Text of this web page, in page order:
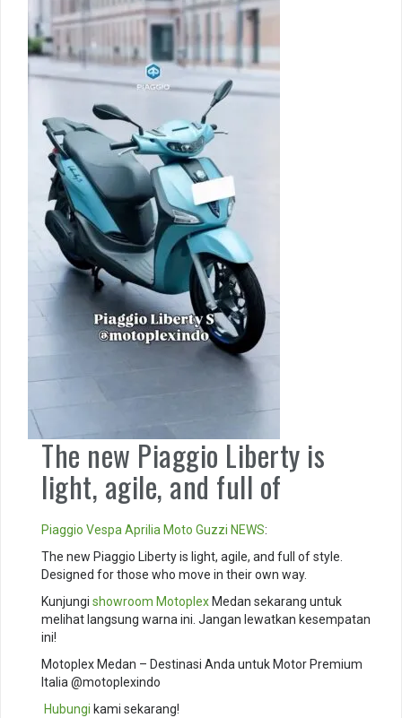
The new Piaggio Liberty is
light, agile, and full of
Piaggio Vespa Aprilia Moto Guzzi NEWS:
The new Piaggio Liberty is light, agile, and full of style.
Designed for those who move in their own way.
Kunjungi showroom Motoplex Medan sekarang untuk
melihat langsung warna ini. Jangan lewatkan kesempatan
ini!
Motoplex Medan – Destinasi Anda untuk Motor Premium
Italia @motoplexindo
Hubungi kami sekarang!